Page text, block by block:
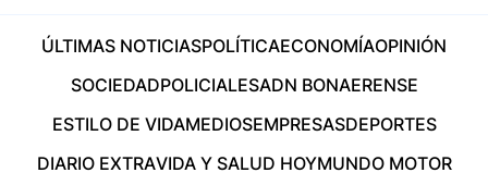
ÚLTIMAS NOTICIASPOLÍTICAECONOMÍAOPINIÓN
SOCIEDADPOLICIALESADN BONAERENSE
ESTILO DE VIDAMEDIOSEMPRESASDEPORTES
DIARIO EXTRAVIDA Y SALUD HOYMUNDO MOTOR